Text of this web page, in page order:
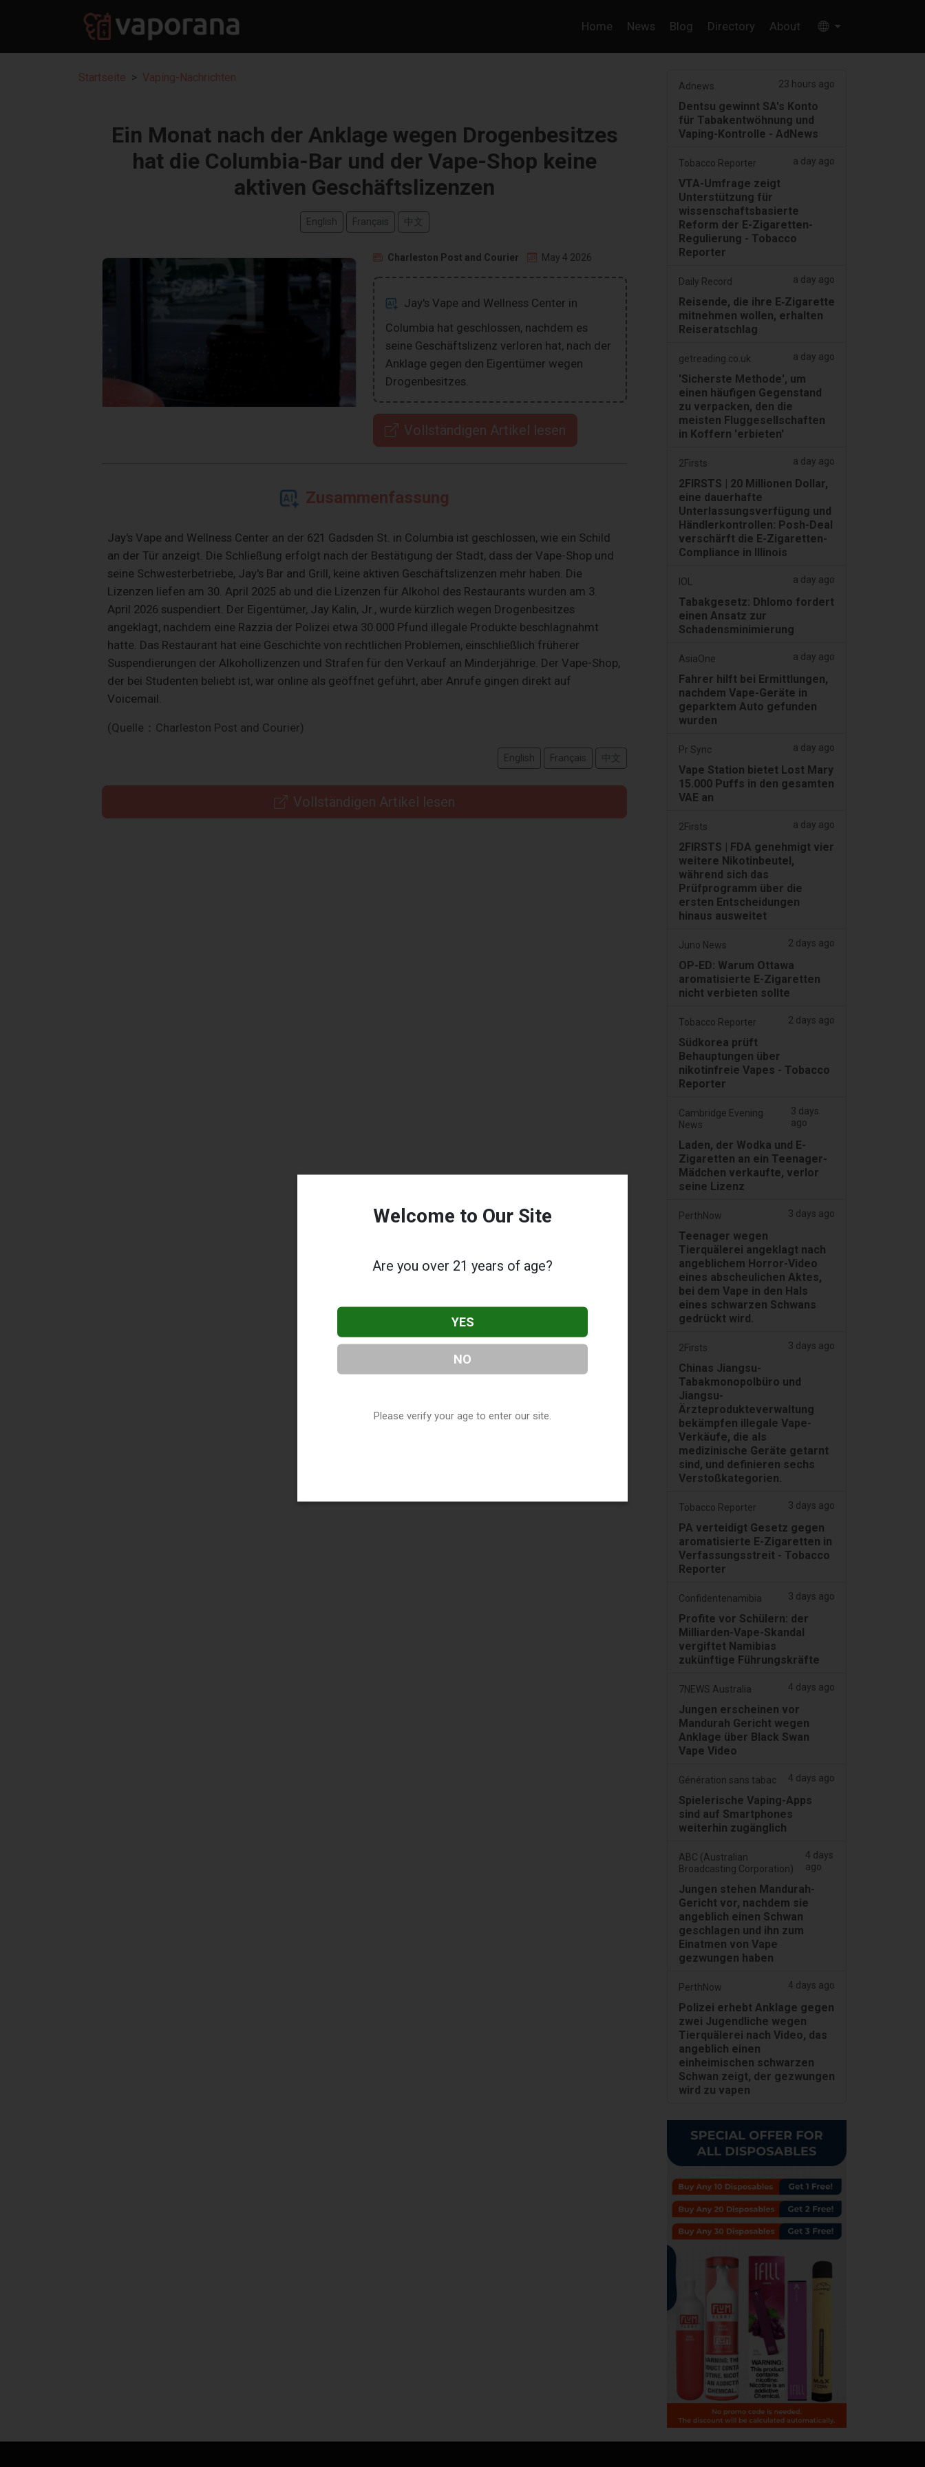
Home News Blog Directory About
Startseite Vaping-Nachrichten
Ein Monat nach der Anklage wegen Drogenbesitzes
hat die Columbia-Bar und der Vape-Shop keine
aktiven Geschäftslizenzen
English Français 中文
Charleston Post and Courier May 4 2026
Jay's Vape and Wellness Center in
Columbia hat geschlossen, nachdem es
seine Geschäftslizenz verloren hat, nach der
Anklage gegen den Eigentümer wegen
Drogenbesitzes.
Vollständigen Artikel lesen
Zusammenfassung
Jay's Vape and Wellness Center an der 621 Gadsden St. in Columbia ist geschlossen, wie ein Schild
an der Tür anzeigt. Die Schließung erfolgt nach der Bestätigung der Stadt, dass der Vape-Shop und
seine Schwesterbetriebe, Jay's Bar and Grill, keine aktiven Geschäftslizenzen mehr haben. Die
Lizenzen liefen am 30. April 2025 ab und die Lizenzen für Alkohol des Restaurants wurden am 3.
April 2026 suspendiert. Der Eigentümer, Jay Kalin, Jr., wurde kürzlich wegen Drogenbesitzes
angeklagt, nachdem eine Razzia der Polizei etwa 30.000 Pfund illegale Produkte beschlagnahmt
hatte. Das Restaurant hat eine Geschichte von rechtlichen Problemen, einschließlich früherer
Suspendierungen der Alkohollizenzen und Strafen für den Verkauf an Minderjährige. Der Vape-Shop,
der bei Studenten beliebt ist, war online als geöffnet geführt, aber Anrufe gingen direkt auf
Voicemail.
(Quelle：Charleston Post and Courier)
English Français 中文
Vollständigen Artikel lesen
Adnews 23 hours ago
Dentsu gewinnt SA's Konto
für Tabakentwöhnung und
Vaping-Kontrolle - AdNews
Tobacco Reporter a day ago
VTA-Umfrage zeigt
Unterstützung für
wissenschaftsbasierte
Reform der E-Zigaretten-
Regulierung - Tobacco
Reporter
Daily Record a day ago
Reisende, die ihre E‑Zigarette
mitnehmen wollen, erhalten
Reiseratschlag
getreading.co.uk a day ago
'Sicherste Methode', um
einen häufigen Gegenstand
zu verpacken, den die
meisten Fluggesellschaften
in Koffern 'erbieten'
2Firsts a day ago
2FIRSTS | 20 Millionen Dollar,
eine dauerhafte
Unterlassungsverfügung und
Händlerkontrollen: Posh-Deal
verschärft die E-Zigaretten-
Compliance in Illinois
IOL a day ago
Tabakgesetz: Dhlomo fordert
einen Ansatz zur
Schadensminimierung
AsiaOne a day ago
Fahrer hilft bei Ermittlungen,
nachdem Vape-Geräte in
geparktem Auto gefunden
wurden
Pr Sync a day ago
Vape Station bietet Lost Mary
15.000 Puffs in den gesamten
VAE an
2Firsts a day ago
2FIRSTS | FDA genehmigt vier
weitere Nikotinbeutel,
während sich das
Prüfprogramm über die
ersten Entscheidungen
hinaus ausweitet
Juno News 2 days ago
OP-ED: Warum Ottawa
aromatisierte E-Zigaretten
nicht verbieten sollte
Tobacco Reporter 2 days ago
Südkorea prüft
Behauptungen über
nikotinfreie Vapes - Tobacco
Reporter
Cambridge Evening
News
3 days
ago
Laden, der Wodka und E-
Zigaretten an ein Teenager-
Mädchen verkaufte, verlor
seine Lizenz
PerthNow 3 days ago
Teenager wegen
Tierquälerei angeklagt nach
angeblichem Horror-Video
eines abscheulichen Aktes,
bei dem Vape in den Hals
eines schwarzen Schwans
gedrückt wird.
2Firsts 3 days ago
Chinas Jiangsu-
Tabakmonopolbüro und
Jiangsu-
Ärzteprodukteverwaltung
bekämpfen illegale Vape-
Verkäufe, die als
medizinische Geräte getarnt
sind, und definieren sechs
Verstoßkategorien.
Tobacco Reporter 3 days ago
PA verteidigt Gesetz gegen
aromatisierte E-Zigaretten in
Verfassungsstreit - Tobacco
Reporter
Confidentenamibia 3 days ago
Profite vor Schülern: der
Milliarden-Vape-Skandal
vergiftet Namibias
zukünftige Führungskräfte
7NEWS Australia 4 days ago
Jungen erscheinen vor
Mandurah Gericht wegen
Anklage über Black Swan
Vape Video
Génération sans tabac 4 days ago
Spielerische Vaping-Apps
sind auf Smartphones
weiterhin zugänglich
ABC (Australian
Broadcasting Corporation)
4 days
ago
Jungen stehen Mandurah-
Gericht vor, nachdem sie
angeblich einen Schwan
geschlagen und ihn zum
Einatmen von Vape
gezwungen haben
PerthNow 4 days ago
Polizei erhebt Anklage gegen
zwei Jugendliche wegen
Tierquälerei nach Video, das
angeblich einen
einheimischen schwarzen
Schwan zeigt, der gezwungen
wird zu vapen
Welcome to Our Site
Are you over 21 years of age?
YES
NO
Please verify your age to enter our site.